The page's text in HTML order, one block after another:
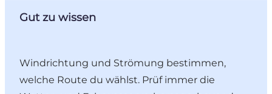
Gut zu wissen
Windrichtung und Strömung bestimmen,
welche Route du wählst. Prüf immer die